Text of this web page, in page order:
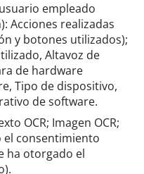
empleado
Acciones realizadas
y botones utilizados);
Altavoz de
de hardware
Tipo de dispositivo,
de software.
OCR; Imagen OCR;
el consentimiento
ha otorgado el